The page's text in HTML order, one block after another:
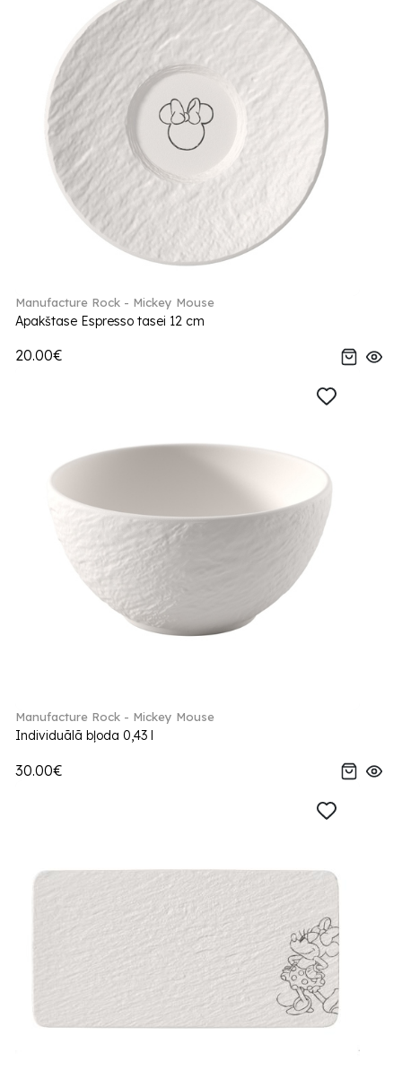
Manufacture Rock - Mickey Mouse
Apakštase Espresso tasei 12 cm
20.00€
Manufacture Rock - Mickey Mouse
Individuālā bļoda 0,43 l
30.00€